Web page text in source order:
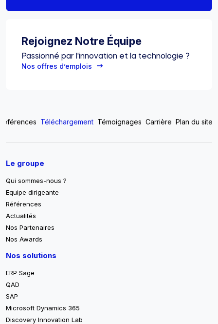
Rejoignez Notre Équipe
Passionné par l'innovation et la technologie ?
Nos offres d’emplois
Téléchargement Témoignages Carrière Plan du site
Le groupe
Qui sommes-nous ?
Equipe dirigeante
Références
Actualités
Nos Partenaires
Nos Awards
Nos solutions
ERP Sage
QAD
SAP
Microsoft Dynamics 365
Discovery Innovation Lab